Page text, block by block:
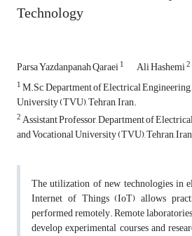
Technology
Parsa Yazdanpanah Qaraei1 Ali Hashemi2
1M.Sc, Department of Electrical
University (TVU), Tehran, Iran.
2Assistant Professor, Department of
and Vocational University (TVU), Tehran,
The utilization of new technologies in
Internet of Things (IoT) allows
performed remotely. Remote
develop experimental courses and